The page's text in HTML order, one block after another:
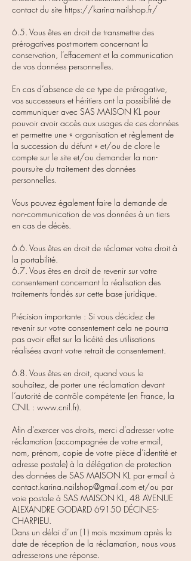
contact du site https://karina-nailshop.fr/
6.5. Vous êtes en droit de transmettre des
prérogatives post-mortem concernant la
conservation, l’effacement et la communication
de vos données personnelles.
En cas d’absence de ce type de prérogative,
vos successeurs et héritiers ont la possibilité de
communiquer avec SAS MAISON KL pour
pouvoir avoir accès aux usages de ces données
et permettre une « organisation et règlement de
la succession du défunt » et/ou de clore le
compte sur le site et/ou demander la non-
poursuite du traitement des données
personnelles.
Vous pouvez également faire la demande de
non-communication de vos données à un tiers
en cas de décès.
6.6. Vous êtes en droit de réclamer votre droit à
la portabilité.
6.7. Vous êtes en droit de revenir sur votre
consentement concernant la réalisation des
traitements fondés sur cette base juridique.
Précision importante : Si vous décidez de
revenir sur votre consentement cela ne pourra
pas avoir effet sur la licéité des utilisations
réalisées avant votre retrait de consentement.
6.8. Vous êtes en droit, quand vous le
souhaitez, de porter une réclamation devant
l’autorité de contrôle compétente (en France, la
CNIL : www.cnil.fr).
Afin d’exercer vos droits, merci d’adresser votre
réclamation (accompagnée de votre e-mail,
nom, prénom, copie de votre pièce d’identité et
adresse postale) à la délégation de protection
des données de SAS MAISON KL par e-mail à
contact.karina.nailshop@gmail.com et/ou par
voie postale à SAS MAISON KL, 48 AVENUE
ALEXANDRE GODARD 69150 DÉCINES-
CHARPIEU.
Dans un délai d’un (1) mois maximum après la
date de réception de la réclamation, nous vous
adresserons une réponse.